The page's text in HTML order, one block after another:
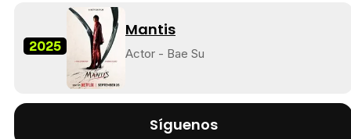
2025
Mantis
Actor - Bae Su
Síguenos